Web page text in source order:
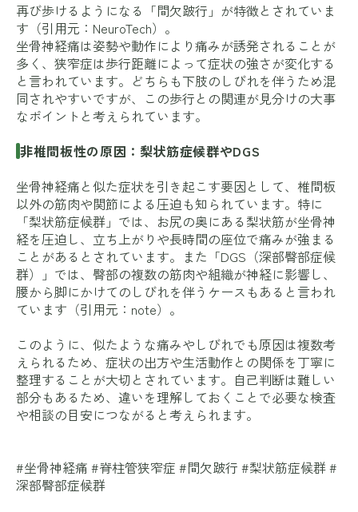
再び歩けるようになる「間欠跛行」が特徴とされていま
す（引用元： NeuroTech）。
坐骨神経痛は姿勢や動作により痛みが誘発されることが
多く、狭窄症は歩行距離によって症状の強さが変化する
と言われています。どちらも下肢のしびれを伴うため混
同されやすいですが、この歩行との関連が見分けの大事
なポイントと考えられています。
非椎間板性の原因：梨状筋症候群やDGS
坐骨神経痛と似た症状を引き起こす要因として、椎間板
以外の筋肉や関節による圧迫も知られています。特に
「梨状筋症候群」では、お尻の奥にある梨状筋が坐骨神
経を圧迫し、立ち上がりや長時間の座位で痛みが強まる
ことがあるとされています。また「DGS（深部臀部症候
群）」では、臀部の複数の筋肉や組織が神経に影響し、
腰から脚にかけてのしびれを伴うケースもあると言われ
ています（引用元： note）。
このように、似たような痛みやしびれでも原因は複数考
えられるため、症状の出方や生活動作との関係を丁寧に
整理することが大切とされています。自己判断は難しい
部分もあるため、違いを理解しておくことで必要な検査
や相談の目安につながると考えられます。
#坐骨神経痛 #脊柱管狭窄症 #間欠跛行 #梨状筋症候群 #
深部臀部症候群